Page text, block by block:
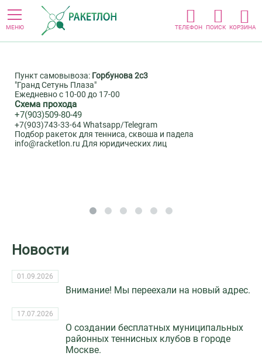
МЕНЮ ТЕЛЕФОН ПОИСК КОРЗИНА
Пункт самовывоза: Горбунова 2с3
"Гранд Сетунь Плаза"
Ежедневно с 10-00 до 17-00
Схема прохода
+7(903)509-80-49
+7(903)743-33-64 Whatsapp/Telegram
Подбор ракеток для тенниса, сквоша и падела
info@racketlon.ru Для юридических лиц
Новости
01.09.2026
Внимание! Мы переехали на новый адрес.
17.07.2026
О создании бесплатных муниципальных
районных теннисных клубов в городе
Москве.